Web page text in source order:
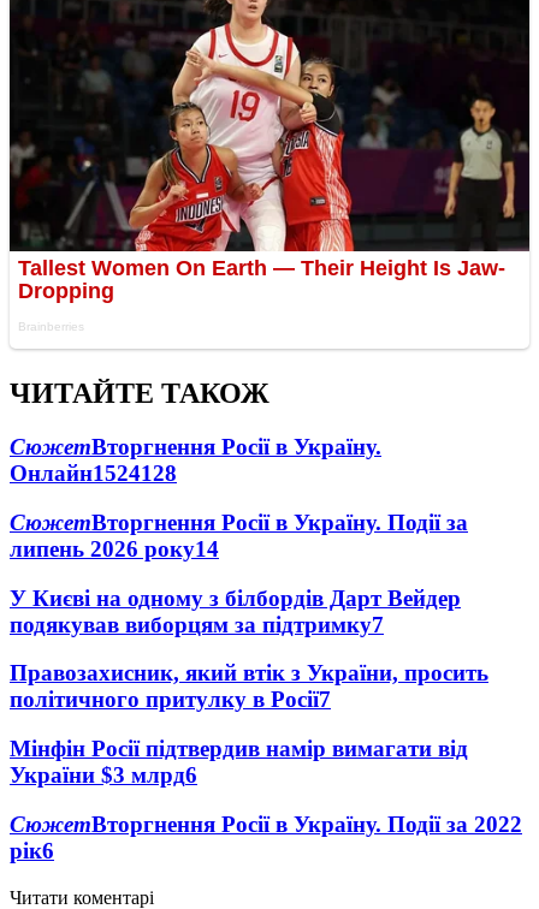
ЧИТАЙТЕ ТАКОЖ
СюжетВторгнення Росії в Україну.
Онлайн1524128
СюжетВторгнення Росії в Україну. Події за
липень 2026 року14
У Києві на одному з білбордів Дарт Вейдер
подякував виборцям за підтримку7
Правозахисник, який втік з України, просить
політичного притулку в Росії7
Мінфін Росії підтвердив намір вимагати від
України $3 млрд6
СюжетВторгнення Росії в Україну. Події за 2022
рік6
Читати коментарі